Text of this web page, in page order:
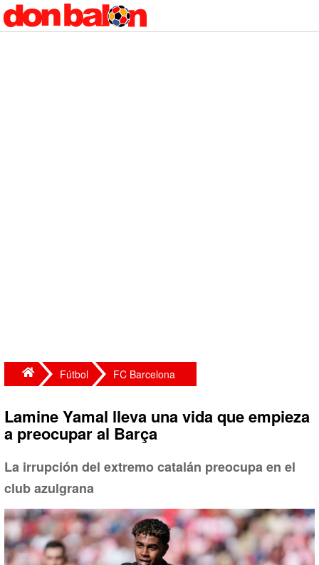
Fútbol FC Barcelona
Lamine Yamal lleva una vida que empieza
a preocupar al Barça
La irrupción del extremo catalán preocupa en el
club azulgrana